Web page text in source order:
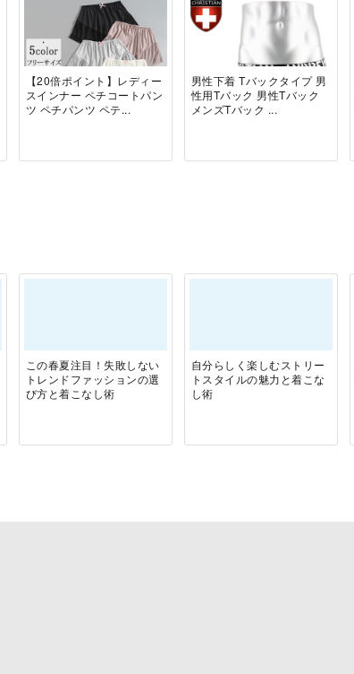
【20倍ポイント】レディー
スインナー ペチコートパン
ツ ペチパンツ ペテ...
男性下着 Tバックタイプ 男
性用Tバック 男性Tバック
メンズTバック ...
この春夏注目！失敗しない
トレンドファッションの選
び方と着こなし術
自分らしく楽しむストリー
トスタイルの魅力と着こな
し術